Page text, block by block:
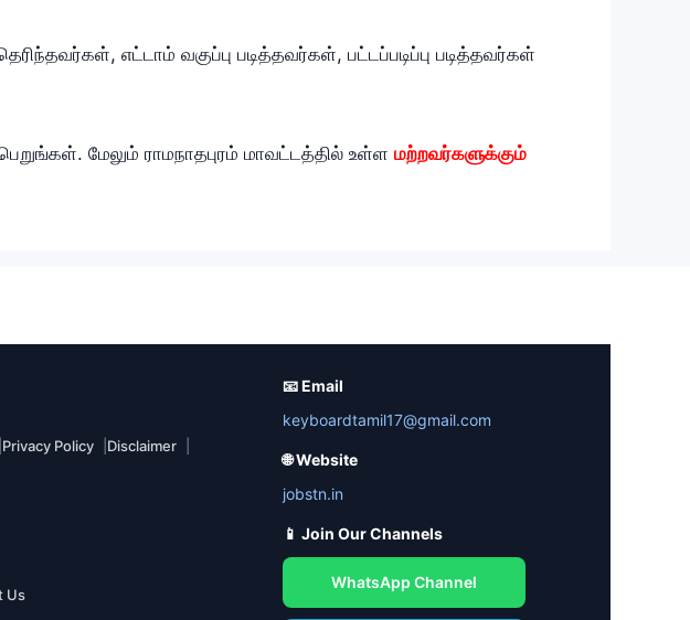
எட்டாம் வகுப்பு படித்தவர்கள், பட்டப்படிப்பு படித்தவர்கள்
மேலும் ராமநாதபுரம் மாவட்டத்தில் உள்ள மற்றவர்களுக்கும்
Privacy Policy Disclaimer
Us
📧 Email
keyboardtamil17@gmail.com
🌐 Website
jobstn.in
📱 Join Our Channels
WhatsApp Channel